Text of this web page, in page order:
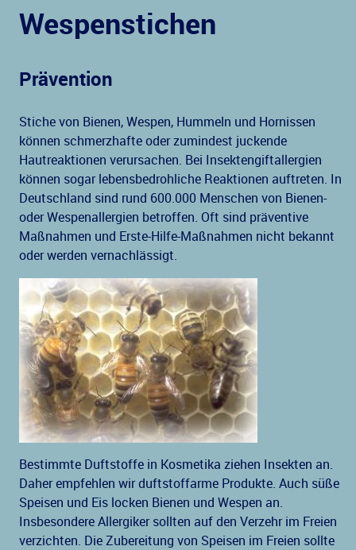
Wespenstichen
Prävention
Stiche von Bienen, Wespen, Hummeln und Hornissen
können schmerzhafte oder zumindest juckende
Hautreaktionen verursachen. Bei Insektengiftallergien
können sogar lebensbedrohliche Reaktionen auftreten. In
Deutschland sind rund 600.000 Menschen von Bienen-
oder Wespenallergien betroffen. Oft sind präventive
Maßnahmen und Erste-Hilfe-Maßnahmen nicht bekannt
oder werden vernachlässigt.
Bestimmte Duftstoffe in Kosmetika ziehen Insekten an.
Daher empfehlen wir duftstoffarme Produkte. Auch süße
Speisen und Eis locken Bienen und Wespen an.
Insbesondere Allergiker sollten auf den Verzehr im Freien
verzichten. Die Zubereitung von Speisen im Freien sollte